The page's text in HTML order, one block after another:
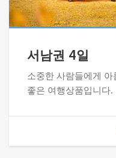
서남권 4일
소중한 사람들에게
좋은 여행상품입니다.